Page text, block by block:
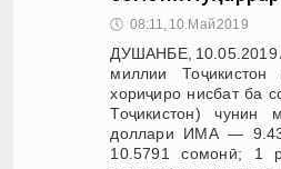
🕔 08:11, 10.Май 2019
ДУШАНБЕ, 10.05.2019
миллии
хориҷиро нисбат ба
Тоҷикистон) чунин
доллари ИМА —
10.5791 сомонӣ; 1